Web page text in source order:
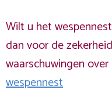
Wilt u het
dan voor de
waarschuwingen
wespennest